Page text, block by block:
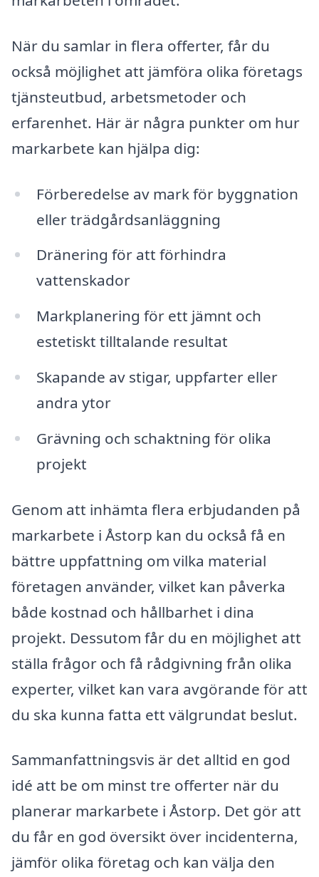
När du samlar in flera offerter, får du
också möjlighet att jämföra olika företags
tjänsteutbud, arbetsmetoder och
erfarenhet. Här är några punkter om hur
markarbete kan hjälpa dig:
Förberedelse av mark för byggnation
eller trädgårdsanläggning
Dränering för att förhindra
vattenskador
Markplanering för ett jämnt och
estetiskt tilltalande resultat
Skapande av stigar, uppfarter eller
andra ytor
Grävning och schaktning för olika
projekt
Genom att inhämta flera erbjudanden på
markarbete i Åstorp kan du också få en
bättre uppfattning om vilka material
företagen använder, vilket kan påverka
både kostnad och hållbarhet i dina
projekt. Dessutom får du en möjlighet att
ställa frågor och få rådgivning från olika
experter, vilket kan vara avgörande för att
du ska kunna fatta ett välgrundat beslut.
Sammanfattningsvis är det alltid en god
idé att be om minst tre offerter när du
planerar markarbete i Åstorp. Det gör att
du får en god översikt över incidenterna,
jämför olika företag och kan välja den